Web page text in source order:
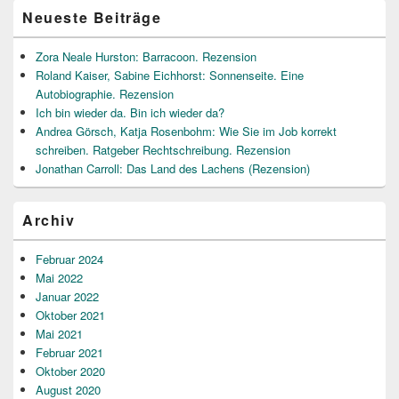
Neueste Beiträge
Zora Neale Hurston: Barracoon. Rezension
Roland Kaiser, Sabine Eichhorst: Sonnenseite. Eine
Autobiographie. Rezension
Ich bin wieder da. Bin ich wieder da?
Andrea Görsch, Katja Rosenbohm: Wie Sie im Job korrekt
schreiben. Ratgeber Rechtschreibung. Rezension
Jonathan Carroll: Das Land des Lachens (Rezension)
Archiv
Februar 2024
Mai 2022
Januar 2022
Oktober 2021
Mai 2021
Februar 2021
Oktober 2020
August 2020